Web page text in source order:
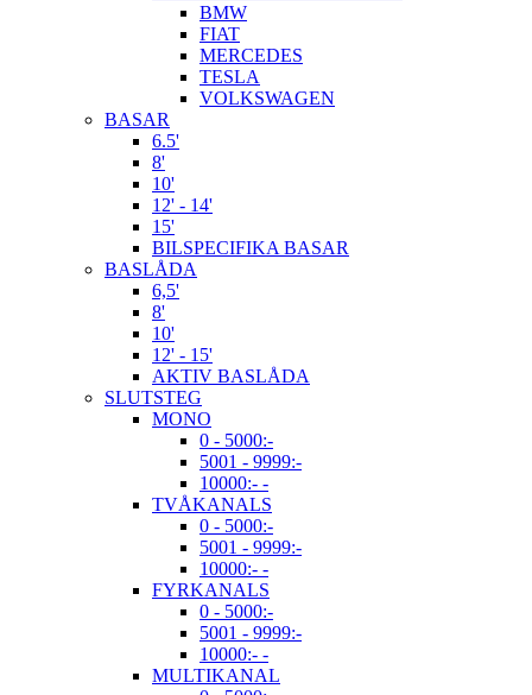
BMW
FIAT
MERCEDES
TESLA
VOLKSWAGEN
BASAR
6.5'
8'
10'
12' - 14'
15'
BILSPECIFIKA BASAR
BASLÅDA
6,5'
8'
10'
12' - 15'
AKTIV BASLÅDA
SLUTSTEG
MONO
0 - 5000:-
5001 - 9999:-
10000:- -
TVÅKANALS
0 - 5000:-
5001 - 9999:-
10000:- -
FYRKANALS
0 - 5000:-
5001 - 9999:-
10000:- -
MULTIKANAL